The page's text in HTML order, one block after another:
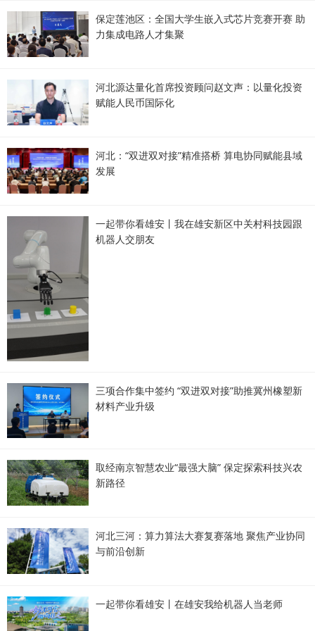
保定莲池区：全国大学生嵌入式芯片竞赛开赛 助
力集成电路人才集聚
河北源达量化首席投资顾问赵文声：以量化投资
赋能人民币国际化
河北：“双进双对接”精准搭桥 算电协同赋能县域
发展
一起带你看雄安丨我在雄安新区中关村科技园跟
机器人交朋友
三项合作集中签约 “双进双对接”助推冀州橡塑新
材料产业升级
取经南京智慧农业“最强大脑” 保定探索科技兴农
新路径
河北三河：算力算法大赛复赛落地 聚焦产业协同
与前沿创新
一起带你看雄安丨在雄安我给机器人当老师